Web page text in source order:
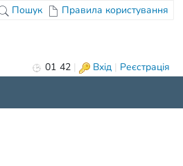
Пошук Правила користування
01 42 | Вхід| Реєстрація